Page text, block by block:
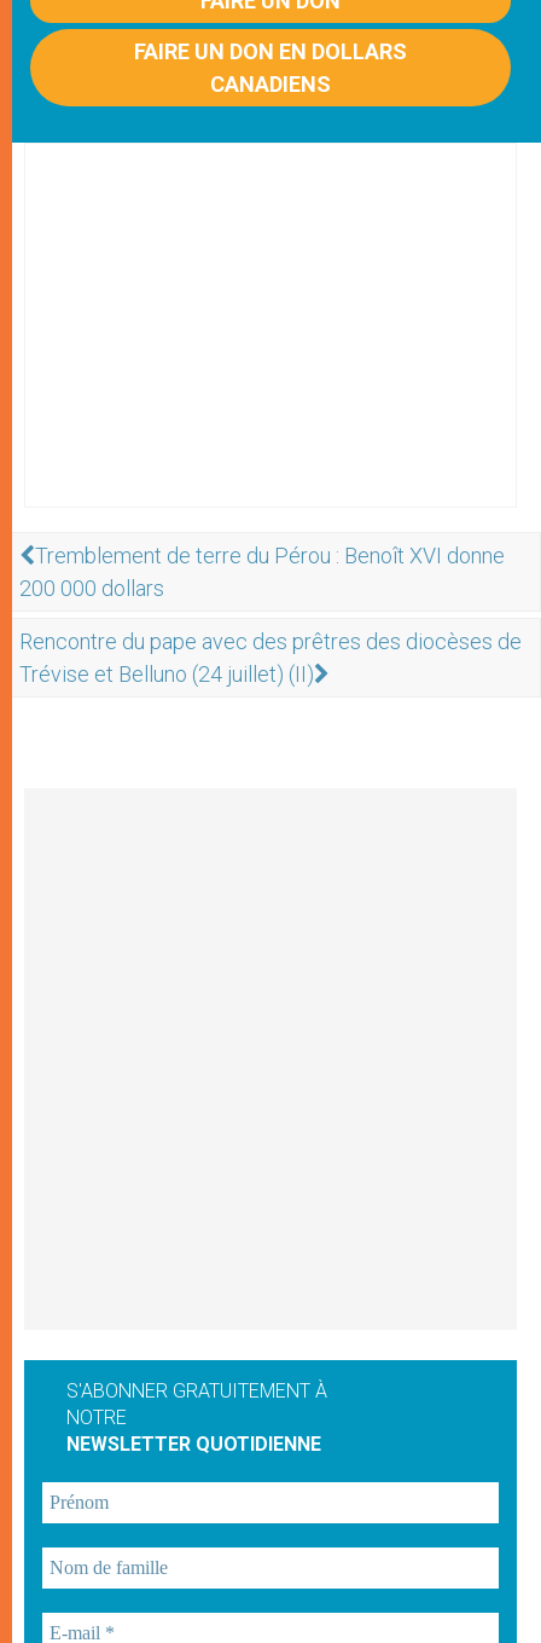
FAIRE UN DON EN DOLLARS
CANADIENS
Tremblement de terre du Pérou : Benoît XVI donne
200 000 dollars
Rencontre du pape avec des prêtres des diocèses de
Trévise et Belluno (24 juillet) (II)
S'ABONNER GRATUITEMENT À
NOTRE
NEWSLETTER QUOTIDIENNE